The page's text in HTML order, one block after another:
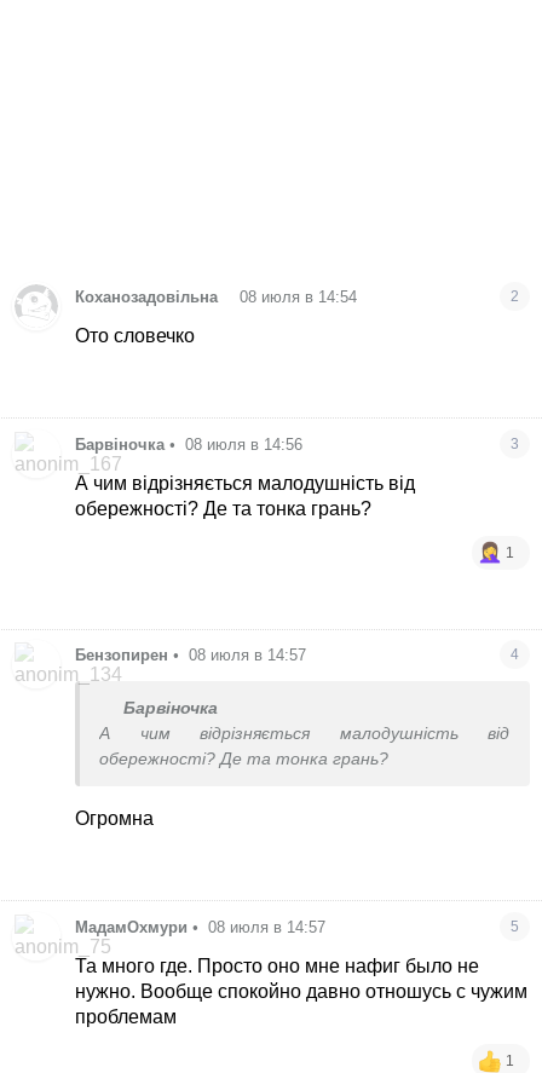
Коханозадовільна 08 июля в 14:54 2
Ото словечко
Барвіночка • 08 июля в 14:56 3
А чим відрізняється малодушність від
обережності? Де та тонка грань?
1
Бензопирен • 08 июля в 14:57 4
Барвіночка
А чим відрізняється малодушність від
обережності? Де та тонка грань?
Огромна
МадамОхмури • 08 июля в 14:57 5
Та много где. Просто оно мне нафиг было не
нужно. Вообще спокойно давно отношусь с чужим
проблемам
1